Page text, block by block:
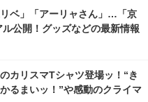
リベ」「アーリャさん」…「京
公開！グッズなどの最新情報
カリスマTシャツ登場ッ！“き
るまいッ！”や感動のクライマ